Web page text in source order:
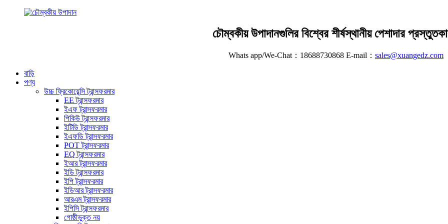
চৌম্বকীয় উপাদানগুলির বিশ্বের শীর্ষস্থানীয় পেশাদার
Whats app/We-Chat：18688730868 E-mail： sales@xuangedz.com
বাড়ি
পণ্য
উচ্চ ফ্রিকোয়েন্সি ট্রান্সফরমার
EE ট্রান্সফরমার
ইএফ ট্রান্সফরমার
পিকিউ ট্রান্সফরমার
ইটিডি ট্রান্সফরমার
ইএফডি ট্রান্সফরমার
POT ট্রান্সফরমার
EQ ট্রান্সফরমার
ইআর ট্রান্সফরমার
ইডি ট্রান্সফরমার
ইপি ট্রান্সফরমার
ইডিআর ট্রান্সফরমার
আরএম ট্রান্সফরমার
ইপিসি ট্রান্সফরমার
গোষ্ঠীভুক্ত নয়